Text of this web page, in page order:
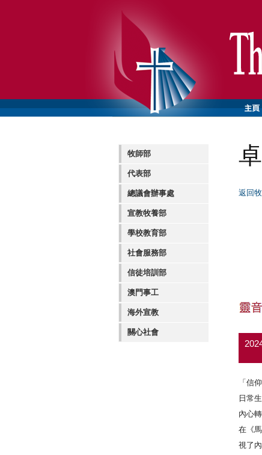
牧師部
代表部
總議會辦事處
宣教牧養部
學校教育部
社會服務部
信徒培訓部
澳門事工
海外宣教
關心社會
返回
「信
日常
內心
在《
視了